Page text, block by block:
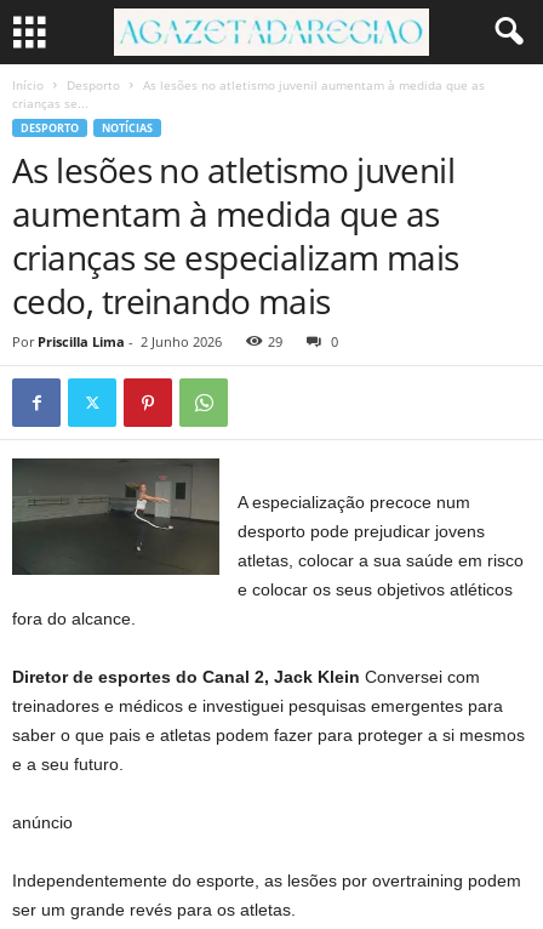
Início Desporto
As lesões no atletismo juvenil aumentam à medida que as
crianças se...
DESPORTO NOTÍCIAS
As lesões no atletismo juvenil
aumentam à medida que as
crianças se especializam mais
cedo, treinando mais
Por Priscilla Lima - 2 Junho 2026 29 0
A especialização precoce num
desporto pode prejudicar jovens
atletas, colocar a sua saúde em risco
e colocar os seus objetivos atléticos
fora do alcance.
Diretor de esportes do Canal 2, Jack Klein Conversei com
treinadores e médicos e investiguei pesquisas emergentes para
saber o que pais e atletas podem fazer para proteger a si mesmos
e a seu futuro.
anúncio
Independentemente do esporte, as lesões por overtraining podem
ser um grande revés para os atletas.